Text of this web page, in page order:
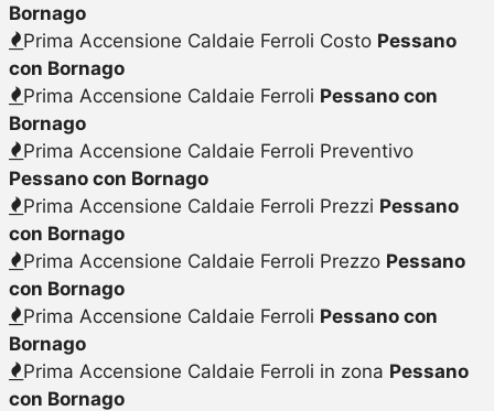
Bornago
Prima Accensione Caldaie Ferroli Costo Pessano
con Bornago
Prima Accensione Caldaie Ferroli Pessano con
Bornago
Prima Accensione Caldaie Ferroli Preventivo
Pessano con Bornago
Prima Accensione Caldaie Ferroli Prezzi Pessano
con Bornago
Prima Accensione Caldaie Ferroli Prezzo Pessano
con Bornago
Prima Accensione Caldaie Ferroli Pessano con
Bornago
Prima Accensione Caldaie Ferroli in zona Pessano
con Bornago